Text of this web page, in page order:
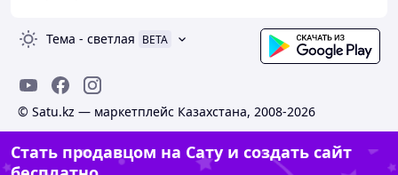
Тема - светлая BETA
© Satu.kz — маркетплейс Казахстана, 2008-2026
Стать продавцом на Сату и создать сайт